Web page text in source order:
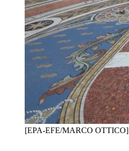
[EPA-EFE/MARCO OTTICO]